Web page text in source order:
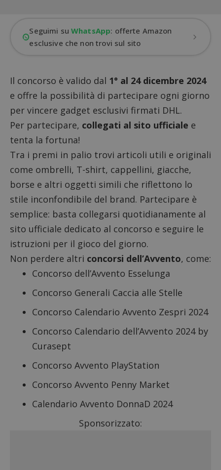
Seguimi suWhatsApp: offerte Amazon
esclusive che non trovi sul sito
Il concorso è valido dal 1° al 24 dicembre 2024
e offre la possibilità di partecipare ogni giorno
per vincere gadget esclusivi firmati DHL.
Per partecipare, collegati al sito ufficiale e
tenta la fortuna!
Tra i premi in palio trovi articoli utili e originali
come ombrelli, T-shirt, cappellini, giacche,
borse e altri oggetti simili che riflettono lo
stile inconfondibile del brand. Partecipare è
semplice: basta collegarsi quotidianamente al
sito ufficiale dedicato al concorso e seguire le
istruzioni per il gioco del giorno.
Non perdere altri concorsi dell’Avvento, come:
Concorso dell’Avvento Esselunga
Concorso Generali Caccia alle Stelle
Concorso Calendario Avvento Zespri 2024
Concorso Calendario dell’Avvento 2024 by
Curasept
Concorso Avvento PlayStation
Concorso Avvento Penny Market
Calendario Avvento DonnaD 2024
Sponsorizzato: